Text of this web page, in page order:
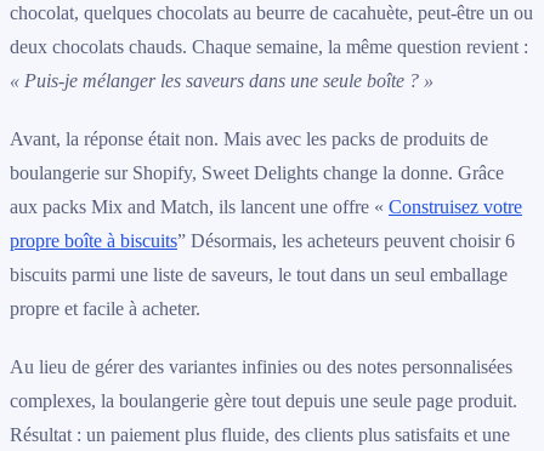
chocolat, quelques chocolats au beurre de cacahuète, peut-être un ou
deux chocolats chauds. Chaque semaine, la même question revient :
« Puis-je mélanger les saveurs dans une seule boîte ? »
Avant, la réponse était non. Mais avec les packs de produits de
boulangerie sur Shopify, Sweet Delights change la donne. Grâce
aux packs Mix and Match, ils lancent une offre « Construisez votre
propre boîte à biscuits” Désormais, les acheteurs peuvent choisir 6
biscuits parmi une liste de saveurs, le tout dans un seul emballage
propre et facile à acheter.
Au lieu de gérer des variantes infinies ou des notes personnalisées
complexes, la boulangerie gère tout depuis une seule page produit.
Résultat : un paiement plus fluide, des clients plus satisfaits et une